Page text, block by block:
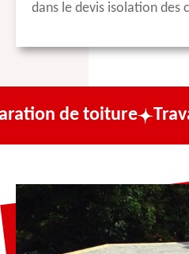
dans le devis isolation des
Travaux de